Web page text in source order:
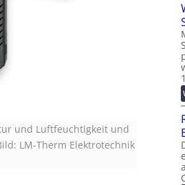
und Luftfeuchtigkeit und
LM-Therm Elektrotechnik